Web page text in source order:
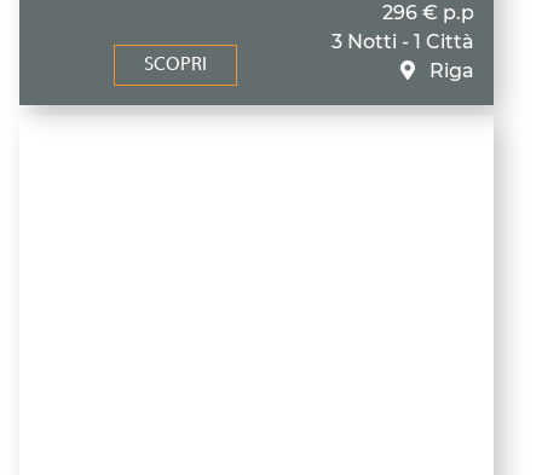
SCOPRI
296 € p.p
3 Notti - 1 Città
Riga